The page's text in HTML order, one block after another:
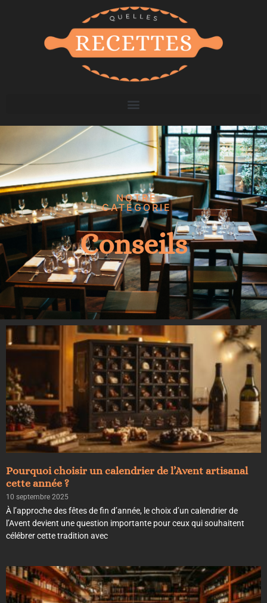
NOTRE
CATÉGORIE
Conseils
Pourquoi choisir un calendrier de l’Avent artisanal
cette année ?
10 septembre 2025
À l’approche des fêtes de fin d’année, le choix d’un calendrier de
l’Avent devient une question importante pour ceux qui souhaitent
célébrer cette tradition avec